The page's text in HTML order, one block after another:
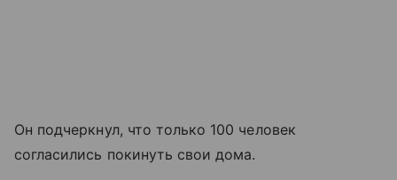
Он подчеркнул, что только 100 человек
согласились покинуть свои дома.